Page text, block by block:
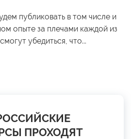
публиковать в том числе и
опыте за плечами каждой из
убедиться, что...
ПРОХОДЯТ